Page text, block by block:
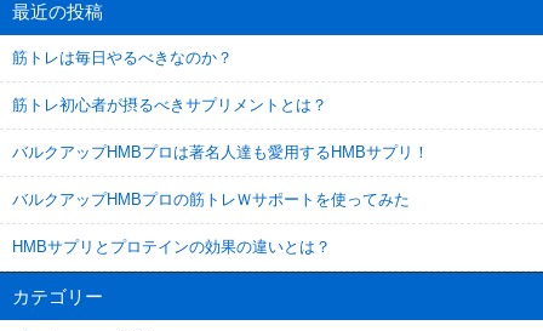
最近の投稿
筋トレは毎日やるべきなのか？
筋トレ初心者が摂るべきサプリメントとは？
バルクアップHMBプロは著名人達も愛用するHMBサプリ！
バルクアップHMBプロの筋トレＷサポートを使ってみた
HMBサプリとプロテインの効果の違いとは？
カテゴリー